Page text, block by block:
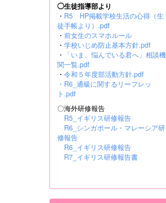
◯生徒指導部より
・ R5 HP掲載学校生活の心得（生
徒手帳より）.pdf
・ 前女生のスマホルール
・ 学校いじめ防止基本方針.pdf
・
「いま、悩んでいる君へ」相談機
関一覧.pdf
・ 令和５年度部活動方針.pdf
・ R6_通級に関するリーフレッ
ト.pdf
〇海外研修報告
R5_イギリス研修報告
R6_シンガポール・マレーシア研
修報告
R6_イギリス研修報告
R7_イギリス研修報告書